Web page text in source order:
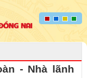
- Nhà lãnh